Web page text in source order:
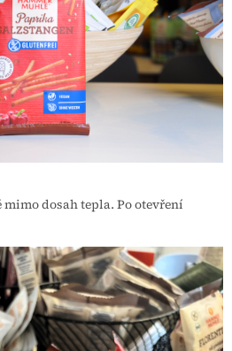
dosah tepla. Po otevření